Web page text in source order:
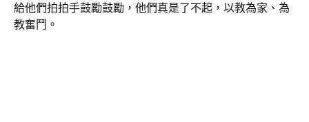
給他們拍拍手鼓勵鼓勵，他們真是了不起，以教為家、為
教奮鬥。